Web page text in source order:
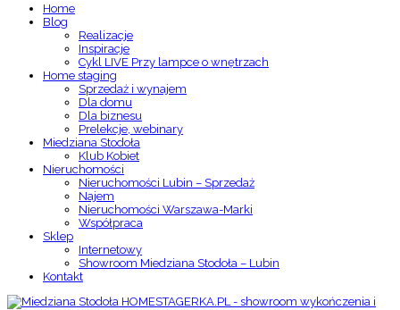
Home
Blog
Realizacje
Inspiracje
Cykl LIVE Przy lampce o wnętrzach
Home staging
Sprzedaż i wynajem
Dla domu
Dla biznesu
Prelekcje, webinary
Miedziana Stodoła
Klub Kobiet
Nieruchomości
Nieruchomości Lubin – Sprzedaż
Najem
Nieruchomości Warszawa-Marki
Współpraca
Sklep
Internetowy
Showroom Miedziana Stodoła – Lubin
Kontakt